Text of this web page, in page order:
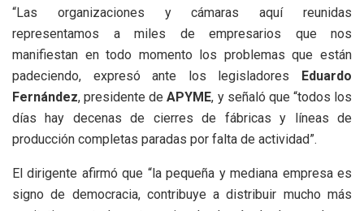
“Las organizaciones y cámaras aquí reunidas
representamos a miles de empresarios que nos
manifiestan en todo momento los problemas que están
padeciendo, expresó ante los legisladores
Eduardo
Fernández, presidente deAPYME, y señaló que “todos los
días hay decenas de cierres de fábricas y líneas de
producción completas paradas por falta de actividad”.
El dirigente afirmó que “la pequeña y mediana empresa es
signo de democracia, contribuye a distribuir mucho más